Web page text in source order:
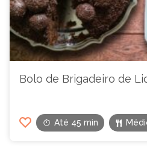
Bolo de Brigadeiro de
Até 45 min